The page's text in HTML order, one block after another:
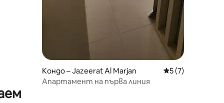
Кондо – Jazeerat Al Marjan Средна оценка:
5 (7)
Апартамент на първа линия